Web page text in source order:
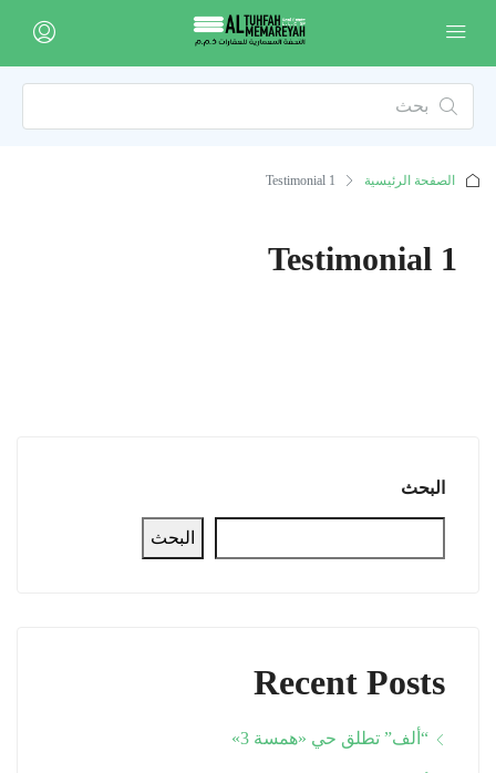
الصفحة الرئيسية Testimonial 1
Testimonial 1
البحث
البحث
Recent Posts
“ألف” تطلق حي «همسة 3»